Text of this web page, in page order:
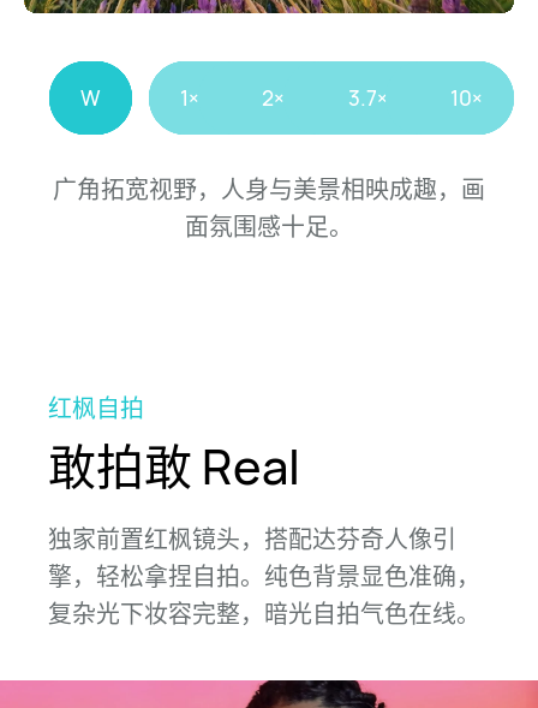
W 1× 2× 3.7× 10×
广角拓宽视野，人身与美景相映成趣，画
面氛围感十足。
红枫自拍
敢拍敢 Real
独家前置红枫镜头，搭配达芬奇人像引
擎，轻松拿捏自拍。纯色背景显色准确，
复杂光下妆容完整，暗光自拍气色在线。